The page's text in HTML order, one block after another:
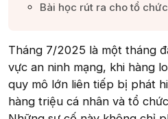
Bài học rút ra cho tổ
Tháng 7/2025 là một tháng
vực an ninh mạng, khi hàng
quy mô lớn liên tiếp bị phát
hàng triệu cá nhân và tổ